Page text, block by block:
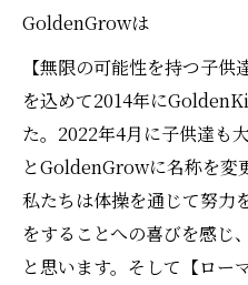
GoldenGrowは
【無限の可能性を持つ子
を込めて2014年に
た。2022年4月に子供達も
とGoldenGrowに名称を変
私たちは体操を通じて努力
をすることへの喜びを感じ
と思います。そして【ロー